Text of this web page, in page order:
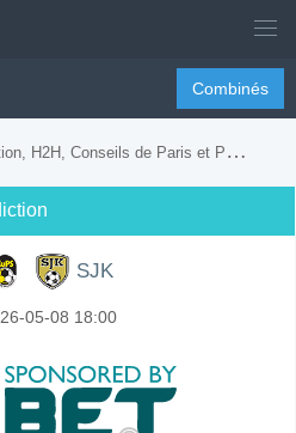
Combinés
H2H, Conseils de Paris et Prévision du Match
SJK
05-08 18:00